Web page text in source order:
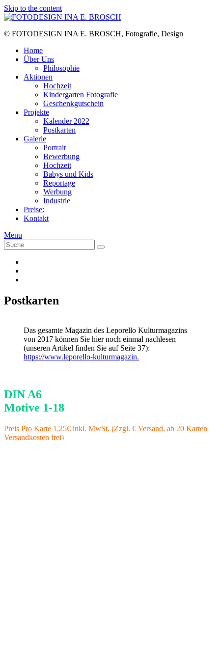
Skip to the content
© FOTODESIGN INA E. BROSCH, Fotografie, Design
Home
Über Uns
Philosophie
Aktionen
Hochzeit
Kindergarten Fotografie
Geschenkgutschein
Projekte
Kalender 2022
Postkarten
Galerie
Portrait
Bewerbung
Hochzeit
Babys und Kids
Reportage
Werbung
Industrie
Preise:
Kontakt
Menu
Suche
nach:
Suche
Postkarten
Das gesamte Magazin des Leporello Kulturmagazins
von 2017 können Sie hier noch einmal nachlesen
(unseren Artikel finden Sie auf Seite 37):
https://www.leporello-kulturmagazin.
DIN A6
Motive 1-18
Preis Pro Karte 1,25€ inkl. MwSt. (Zzgl. € Versand, ab 20 Karten
Versandkosten frei)